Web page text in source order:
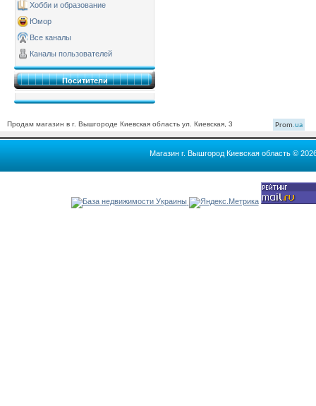
Хобби и образование
Юмор
Все каналы
Каналы пользователей
Поситители
Продам магазин в г. Вышгороде Киевская область ул. Киевская, 3 Prom.ua
Магазин г. Вышгород Киевская область ©